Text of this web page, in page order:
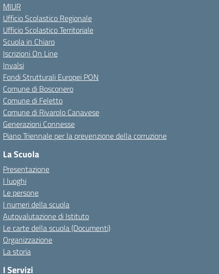
MIUR
Ufficio Scolastico Regionale
Ufficio Scolastico Territoriale
Scuola in Chiaro
Iscrizioni On Line
Invalsi
Fondi Strutturali Europei PON
Comune di Bosconero
Comune di Feletto
Comune di Rivarolo Canavese
Generazioni Connesse
Piano Triennale per la prevenzione della corruzione
La Scuola
Presentazione
I luoghi
Le persone
I numeri della scuola
Autovalutazione di Istituto
Le carte della scuola (Documenti)
Organizzazione
La storia
I Servizi